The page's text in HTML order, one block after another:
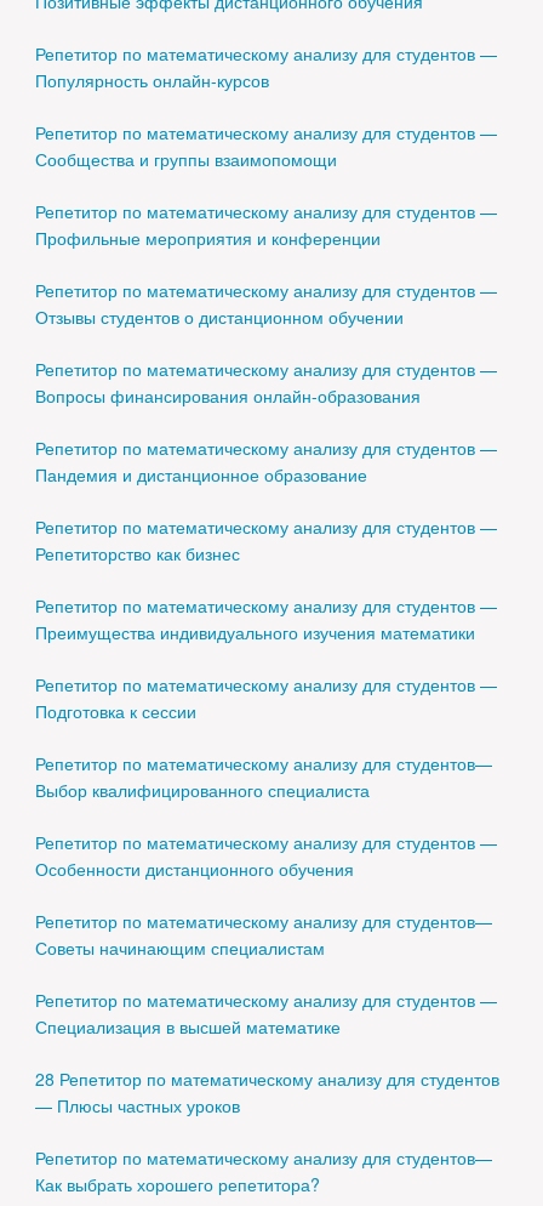
Репетитор по математическому анализу для студентов —
Популярность онлайн-курсов
Репетитор по математическому анализу для студентов —
Сообщества и группы взаимопомощи
Репетитор по математическому анализу для студентов —
Профильные мероприятия и конференции
Репетитор по математическому анализу для студентов —
Отзывы студентов о дистанционном обучении
Репетитор по математическому анализу для студентов —
Вопросы финансирования онлайн-образования
Репетитор по математическому анализу для студентов —
Пандемия и дистанционное образование
Репетитор по математическому анализу для студентов —
Репетиторство как бизнес
Репетитор по математическому анализу для студентов —
Преимущества индивидуального изучения математики
Репетитор по математическому анализу для студентов —
Подготовка к сессии
Репетитор по математическому анализу для студентов—
Выбор квалифицированного специалиста
Репетитор по математическому анализу для студентов —
Особенности дистанционного обучения
Репетитор по математическому анализу для студентов—
Советы начинающим специалистам
Репетитор по математическому анализу для студентов —
Специализация в высшей математике
28 Репетитор по математическому анализу для студентов
— Плюсы частных уроков
Репетитор по математическому анализу для студентов—
Как выбрать хорошего репетитора?